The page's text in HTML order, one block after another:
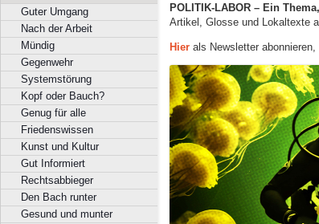
Guter Umgang
Nach der Arbeit
Mündig
Gegenwehr
Systemstörung
Kopf oder Bauch?
Genug für alle
Friedenswissen
Kunst und Kultur
Gut Informiert
Rechtsabbieger
Den Bach runter
Gesund und munter
POLITIK-LABOR – Ein
Artikel, Glosse und Lokaltexte
Hier als Newsletter abonnieren,